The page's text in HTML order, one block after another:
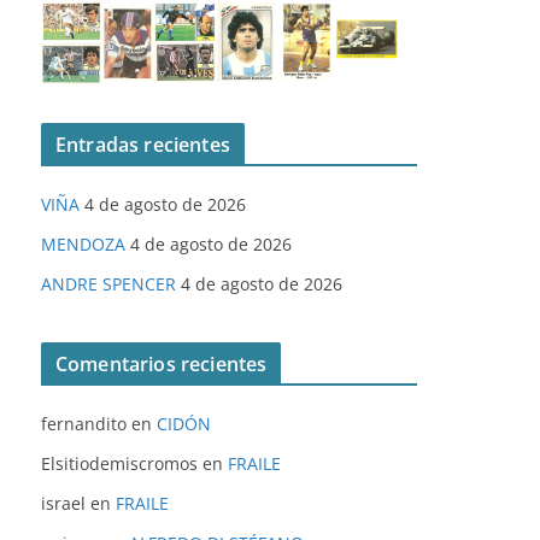
Entradas recientes
VIÑA 4 de agosto de 2026
MENDOZA 4 de agosto de 2026
ANDRE SPENCER 4 de agosto de 2026
Comentarios recientes
fernandito en CIDÓN
Elsitiodemiscromos en FRAILE
israel en FRAILE